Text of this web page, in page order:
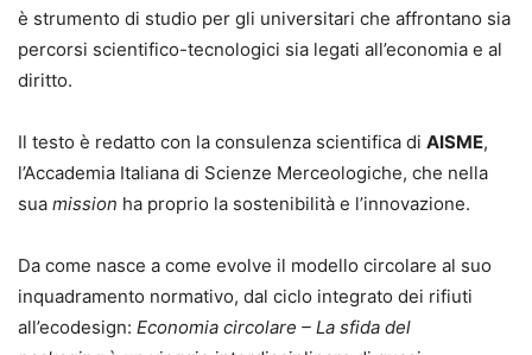
è strumento di studio per gli universitari che affrontano sia
percorsi scientifico-tecnologici sia legati all’economia e al
diritto.
Il testo è redatto con la consulenza scientifica di AISME,
l’Accademia Italiana di Scienze Merceologiche, che nella
sua mission ha proprio la sostenibilità e l’innovazione.
Da come nasce a come evolve il modello circolare al suo
inquadramento normativo, dal ciclo integrato dei rifiuti
all’ecodesign: Economia circolare – La sfida del